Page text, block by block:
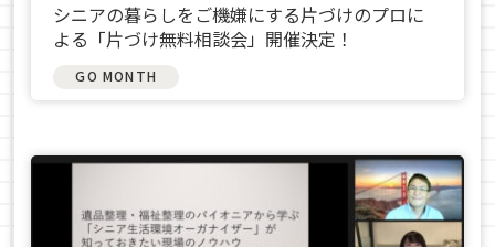
シニアの暮らしをご機嫌にする片づけのプロに
よる「片づけ無料相談会」開催決定！
GO MONTH